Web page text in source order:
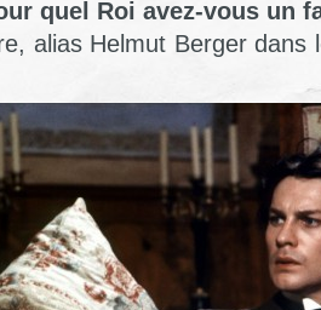
quel Roi avez-vous un
alias Helmut Berger dans